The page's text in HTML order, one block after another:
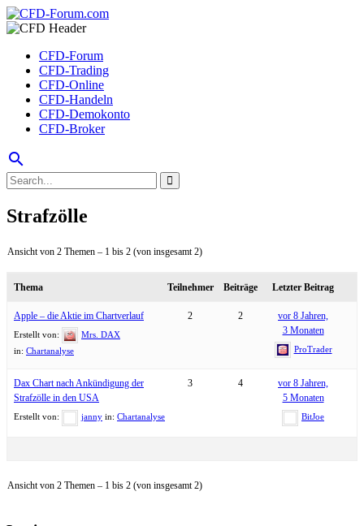
CFD-Forum
CFD-Trading
CFD-Online
CFD-Handeln
CFD-Demokonto
CFD-Broker
search
Strafzölle
Ansicht von 2 Themen – 1 bis 2 (von insgesamt 2)
Thema Teilnehmer Beiträge Letzter Beitrag
Apple – die Aktie im Chartverlauf
Erstellt von:
Mrs. DAX
in: Chartanalyse
2 2
vor 8 Jahren,
3 Monaten
ProTrader
Dax Chart nach Ankündigung der
Strafzölle in den USA
Erstellt von: janny in: Chartanalyse
3 4
vor 8 Jahren,
5 Monaten
BitJoe
Ansicht von 2 Themen – 1 bis 2 (von insgesamt 2)